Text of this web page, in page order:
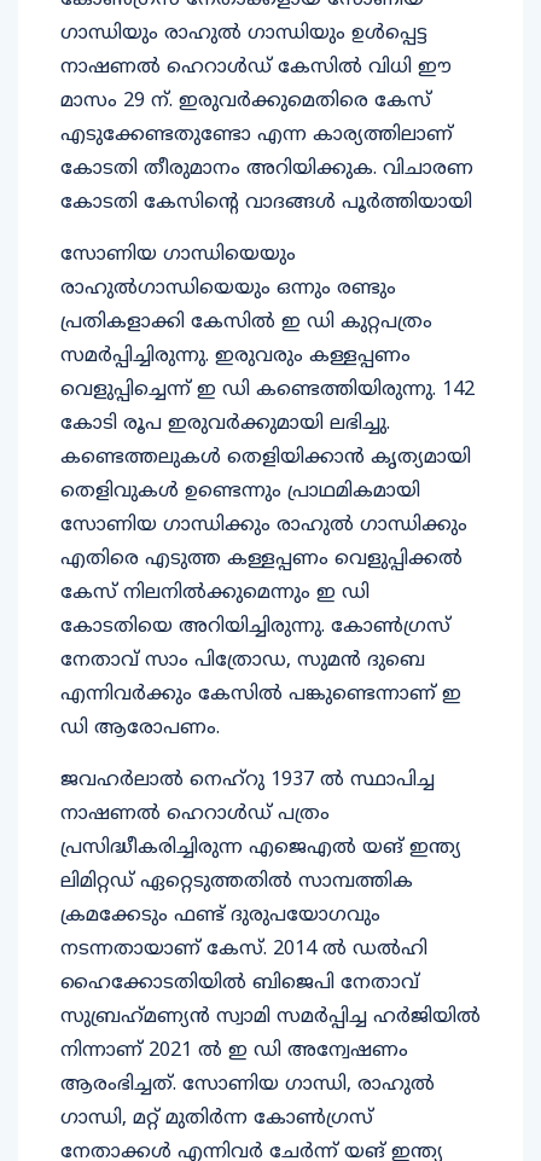
ഗാന്ധിയും രാഹുൽ ഗാന്ധിയും ഉൾപ്പെട്ട
നാഷണൽ ഹെറാൾഡ് കേസിൽ വിധി ഈ
മാസം 29 ന്. ഇരുവർക്കുമെതിരെ കേസ്
എടുക്കേണ്ടതുണ്ടോ എന്ന കാര്യത്തിലാണ്
കോടതി തീരുമാനം അറിയിക്കുക. വിചാരണ
കോടതി കേസിൻ്റെ വാദങ്ങൾ പൂർത്തിയായി
സോണിയ ഗാന്ധിയെയും
രാഹുൽഗാന്ധിയെയും ഒന്നും രണ്ടും
പ്രതികളാക്കി കേസിൽ ഇ ഡി കുറ്റപത്രം
സമർപ്പിച്ചിരുന്നു. ഇരുവരും കള്ളപ്പണം
വെളുപ്പിച്ചെന്ന് ഇ ഡി കണ്ടെത്തിയിരുന്നു. 142
കോടി രൂപ ഇരുവർക്കുമായി ലഭിച്ചു.
കണ്ടെത്തലുകൾ തെളിയിക്കാൻ കൃത്യമായി
തെളിവുകൾ ഉണ്ടെന്നും പ്രാഥമികമായി
സോണിയ ഗാന്ധിക്കും രാഹുൽ ഗാന്ധിക്കും
എതിരെ എടുത്ത കള്ളപ്പണം വെളുപ്പിക്കൽ
കേസ് നിലനിൽക്കുമെന്നും ഇ ഡി
കോടതിയെ അറിയിച്ചിരുന്നു. കോൺഗ്രസ്
നേതാവ് സാം പിത്രോഡ, സുമൻ ദുബെ
എന്നിവർക്കും കേസിൽ പങ്കുണ്ടെന്നാണ് ഇ
ഡി ആരോപണം.
ജവഹര്‍ലാല്‍ നെഹ്‌റു 1937 ല്‍ സ്ഥാപിച്ച
നാഷണല്‍ ഹെറാള്‍ഡ് പത്രം
പ്രസിദ്ധീകരിച്ചിരുന്ന എജെഎല്‍ യങ് ഇന്ത്യ
ലിമിറ്റഡ് ഏറ്റെടുത്തതില്‍ സാമ്പത്തിക
ക്രമക്കേടും ഫണ്ട് ദുരുപയോഗവും
നടന്നതായാണ് കേസ്. 2014 ല്‍ ഡല്‍ഹി
ഹൈക്കോടതിയില്‍ ബിജെപി നേതാവ്
സുബ്രഹ്‌മണ്യന്‍ സ്വാമി സമര്‍പ്പിച്ച ഹര്‍ജിയില്‍
നിന്നാണ് 2021 ല്‍ ഇ ഡി അന്വേഷണം
ആരംഭിച്ചത്. സോണിയ ഗാന്ധി, രാഹുല്‍
ഗാന്ധി, മറ്റ് മുതിര്‍ന്ന കോണ്‍ഗ്രസ്
നേതാക്കള്‍ എന്നിവര്‍ ചേര്‍ന്ന് യങ് ഇന്ത്യ